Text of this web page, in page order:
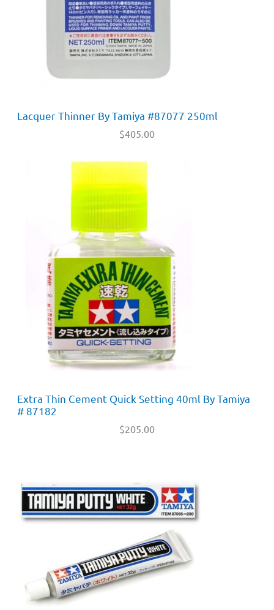
Lacquer Thinner By Tamiya #87077 250ml
$405.00
Extra Thin Cement Quick Setting 40ml By Tamiya
# 87182
$205.00